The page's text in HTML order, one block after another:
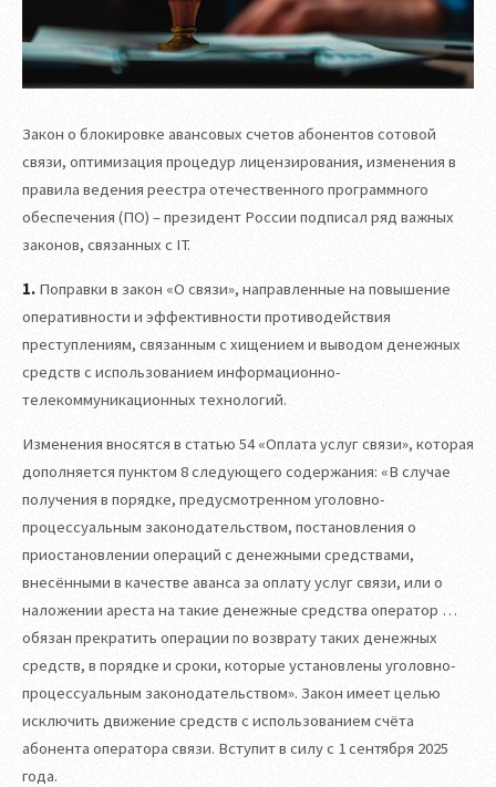
Закон о блокировке авансовых счетов абонентов сотовой
связи, оптимизация процедур лицензирования, изменения в
правила ведения реестра отечественного программного
обеспечения (ПО) – президент России подписал ряд важных
законов, связанных с IT.
1. Поправки в закон «О связи», направленные на повышение
оперативности и эффективности противодействия
преступлениям, связанным с хищением и выводом денежных
средств с использованием информационно-
телекоммуникационных технологий.
Изменения вносятся в статью 54 «Оплата услуг связи», которая
дополняется пунктом 8 следующего содержания: «В случае
получения в порядке, предусмотренном уголовно-
процессуальным законодательством, постановления о
приостановлении операций с денежными средствами,
внесёнными в качестве аванса за оплату услуг связи, или о
наложении ареста на такие денежные средства оператор …
обязан прекратить операции по возврату таких денежных
средств, в порядке и сроки, которые установлены уголовно-
процессуальным законодательством». Закон имеет целью
исключить движение средств с использованием счёта
абонента оператора связи. Вступит в силу с 1 сентября 2025
года.